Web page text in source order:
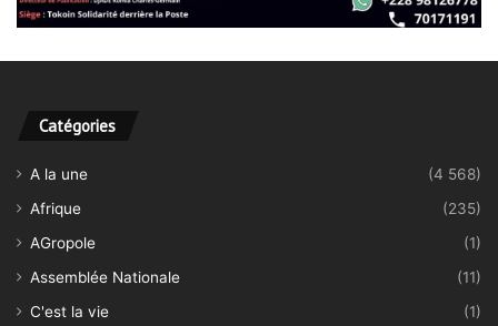
Catégories
A la une
(4 568)
Afrique
(235)
AGropole
(1)
Assemblée Nationale
(11)
C'est la vie
(1)